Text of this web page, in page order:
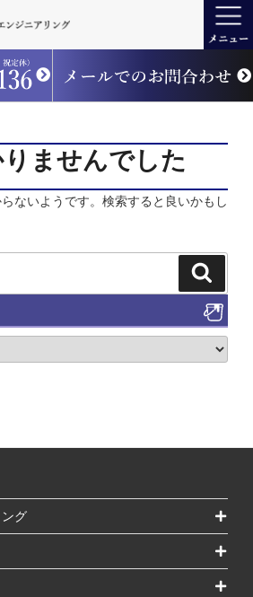
ませんでした
ないようです。検索すると良いかもし
グ